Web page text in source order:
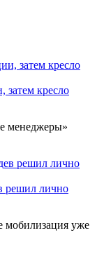
затем кресло
менеджеры»
решил лично
мобилизация уже